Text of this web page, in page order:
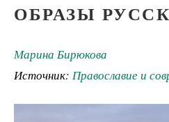
ОБРАЗЫ
Марина Бирюкова
Источник: Православие и